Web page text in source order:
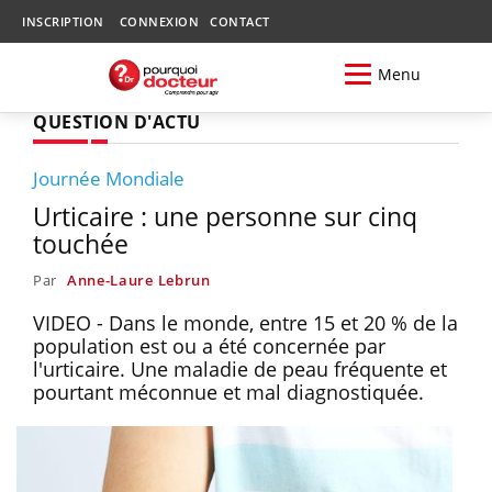
INSCRIPTION CONNEXION CONTACT
Menu
QUESTION D'ACTU
Journée Mondiale
Urticaire : une personne sur cinq
touchée
Par Anne-Laure Lebrun
VIDEO - Dans le monde, entre 15 et 20 % de la
population est ou a été concernée par
l'urticaire. Une maladie de peau fréquente et
pourtant méconnue et mal diagnostiquée.